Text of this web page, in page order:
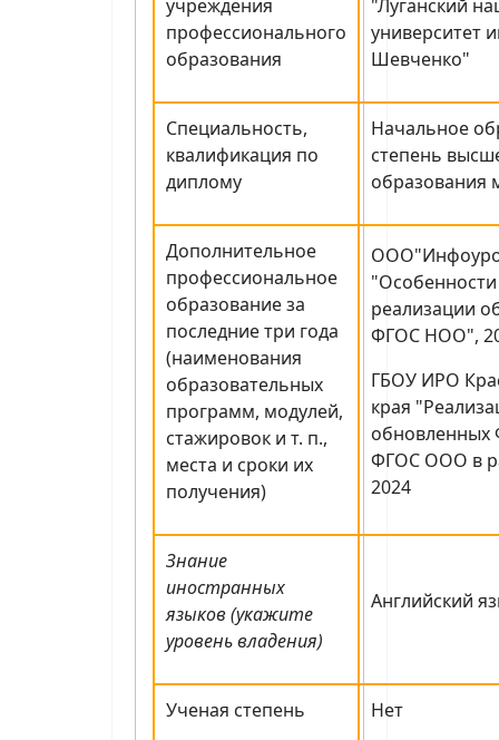
учреждения
профессионального
образования
"Луганский
университет
Шевченко"
Специальность,
квалификация по
диплому
Начальное
степень
образования
Дополнительное
профессиональное
образование за
последние три года
(наименования
образовательных
программ, модулей,
стажировок и т. п.,
места и сроки их
получения)
реализации
ФГОС НОО",
ГБОУ ИРО
края
ФГОС ООО в
2024
Знание
иностранных
языков (укажите
уровень владения)
Английский
Ученая степень Нет